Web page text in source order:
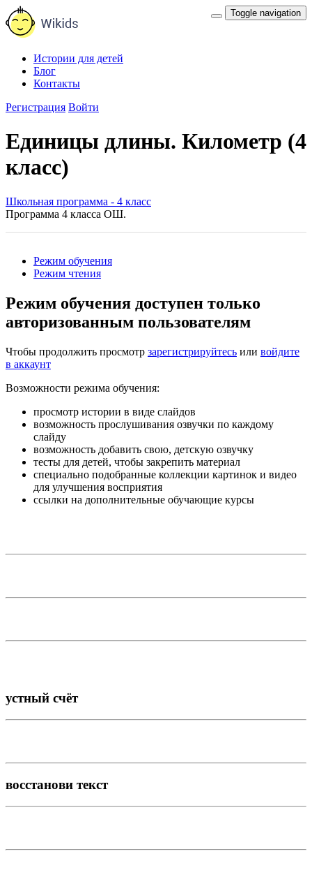
Toggle navigation
Истории для детей
Блог
Контакты
Регистрация Войти
Единицы длины. Километр (4
класс)
Школьная программа - 4 класс
Программа 4 класса ОШ.
Режим обучения
Режим чтения
Режим обучения доступен только
авторизованным пользователям
Чтобы продолжить просмотр зарегистрируйтесь или войдите
в аккаунт
Возможности режима обучения:
просмотр истории в виде слайдов
возможность прослушивания озвучки по каждому
слайду
возможность добавить свою, детскую озвучку
тесты для детей, чтобы закрепить материал
специально подобранные коллекции картинок и видео
для улучшения восприятия
ссылки на дополнительные обучающие курсы
устный счёт
восстанови текст